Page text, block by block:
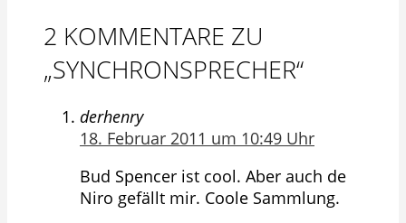
2 KOMMENTARE ZU
„SYNCHRONSPRECHER“
derhenry
18. Februar 2011 um 10:49 Uhr
Bud Spencer ist cool. Aber auch de
Niro gefällt mir. Coole Sammlung.